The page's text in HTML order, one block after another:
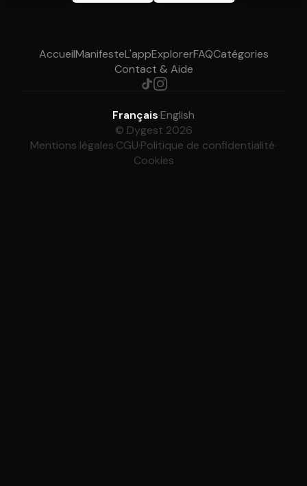
AccueilManifesteL'appExplorerFAQCatégories
Contact & Aide
Français·English
© Dygest 2026
Mentions légales·CGU·Politique de confidentialité·
Cookies